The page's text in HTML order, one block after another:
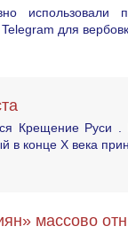
для
Крещение Руси .
в конце X века
массово